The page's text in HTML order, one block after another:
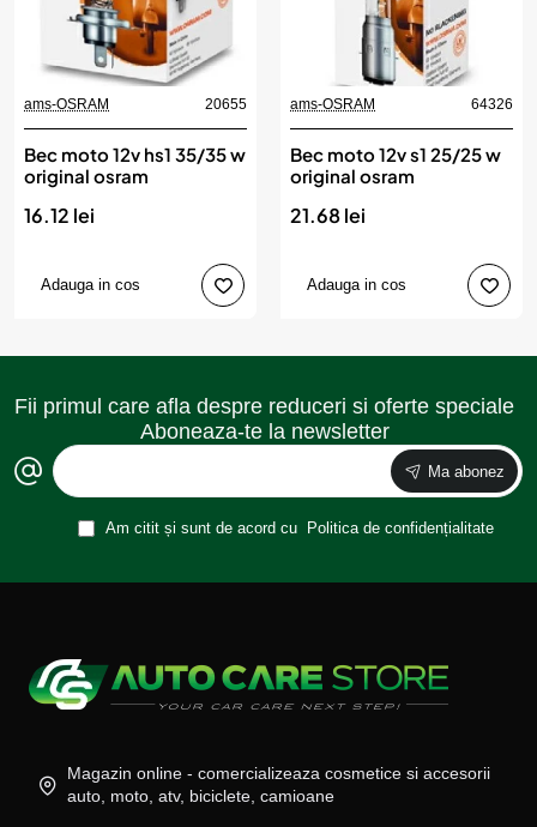
ams-OSRAM 20655
Bec moto 12v hs1 35/35 w
original osram
16.12 lei
Adauga in cos
ams-OSRAM 64326
Bec moto 12v s1 25/25 w
original osram
21.68 lei
Adauga in cos
Fii primul care afla despre reduceri si oferte speciale
Aboneaza-te la newsletter
Ma abonez
Am citit și sunt de acord cu Politica de confidențialitate
Magazin online - comercializeaza cosmetice si accesorii
auto, moto, atv, biciclete, camioane